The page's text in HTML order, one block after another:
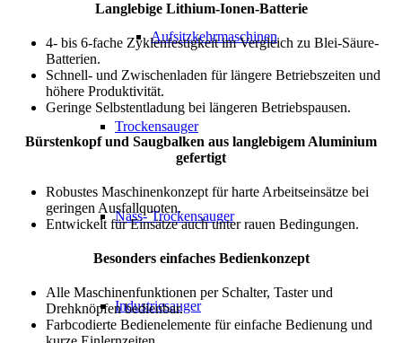
Aufsitzkehrmaschinen
Trockensauger
Nass- Trockensauger
Industriesauger
Langlebige Lithium-Ionen-Batterie
4- bis 6-fache Zyklenfestigkeit im Vergleich zu Blei-Säure-
Batterien.
Schnell- und Zwischenladen für längere Betriebszeiten und
höhere Produktivität.
Geringe Selbstentladung bei längeren Betriebspausen.
Bürstenkopf und Saugbalken aus langlebigem Aluminium
gefertigt
Robustes Maschinenkonzept für harte Arbeitseinsätze bei
geringen Ausfallquoten.
Entwickelt für Einsätze auch unter rauen Bedingungen.
Besonders einfaches Bedienkonzept
Alle Maschinenfunktionen per Schalter, Taster und
Drehknöpfen bedienbar.
Farbcodierte Bedienelemente für einfache Bedienung und